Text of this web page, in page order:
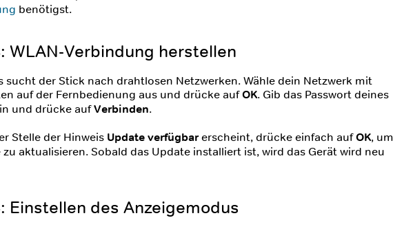
benötigst.
WLAN-Verbindung herstellen
sucht der Stick nach drahtlosen Netzwerken. Wähle dein Netzwerk mit
auf der Fernbedienung aus und drücke aufOK. Gib das Passwort deines
und drücke aufVerbinden.
Stelle der Hinweis Update verfügbarerscheint, drücke einfach aufOK, um
zu aktualisieren. Sobald das Update installiert ist, wird das Gerät wird neu
Einstellen des Anzeigemodus